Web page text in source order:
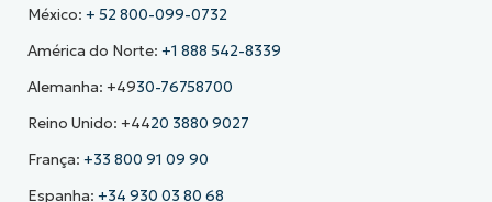
México: + 52 800-099-0732
América do Norte: +1 888 542-8339
Alemanha: +4930-76758700
Reino Unido: +4420 3880 9027
França: +33 800 91 09 90
Espanha: +34 930 03 80 68